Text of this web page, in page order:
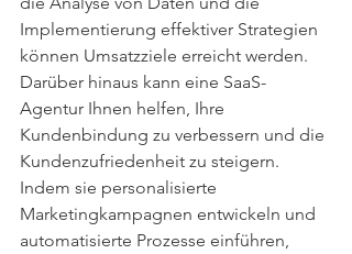
Implementierung effektiver Strategien
können Umsatzziele erreicht werden.
Darüber hinaus kann eine SaaS-
Agentur Ihnen helfen, Ihre
Kundenbindung zu verbessern und die
Kundenzufriedenheit zu steigern.
Indem sie personalisierte
Marketingkampagnen entwickeln und
automatisierte Prozesse einführen,